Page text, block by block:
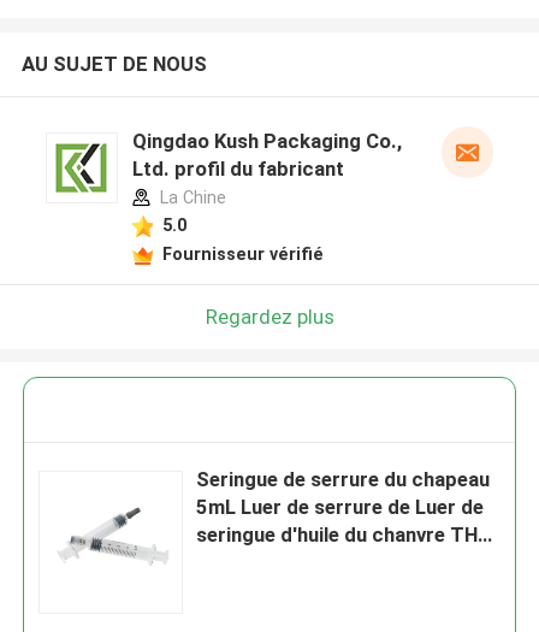
AU SUJET DE NOUS
Qingdao Kush Packaging Co.,
Ltd. profil du fabricant
La Chine
5.0
Fournisseur vérifié
Regardez plus
Seringue de serrure du chapeau
5mL Luer de serrure de Luer de
seringue d'huile du chanvre THC